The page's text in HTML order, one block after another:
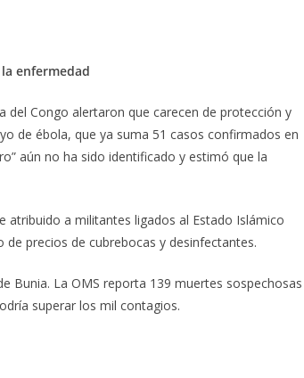
enfermedad
del Congo alertaron que carecen de protección y
de ébola, que ya suma 51 casos confirmados en
aún no ha sido identificado y estimó que la
atribuido a militantes ligados al Estado Islámico
precios de cubrebocas y desinfectantes.
Bunia. La OMS reporta 139 muertes sospechosas
superar los mil contagios.